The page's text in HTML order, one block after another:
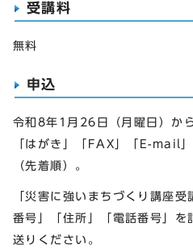
受講料
無料
申込
令和8年1月26日（月曜日）か
「はがき」「FAX」「E-mail
（先着順）。
「災害に強いまちづくり講座
番号」「住所」「電話番号」を
送りください。